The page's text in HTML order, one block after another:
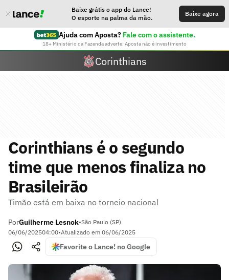
Baixe grátis o app do Lance!
O esporte na palma da mão.
Baixe agora
Ajuda com Aposta? Fale com o assistente.
18+ Ministério da Fazenda adverte: Aposta não é investimento
Corinthians
Corinthians é o segundo
time que menos finaliza no
Brasileirão
Timão está em baixa no torneio nacional
PorGuilherme Lesnok•São Paulo (SP)
06/06/202504:00•Atualizado em 06/06/2025
Favorite o Lance! no Google